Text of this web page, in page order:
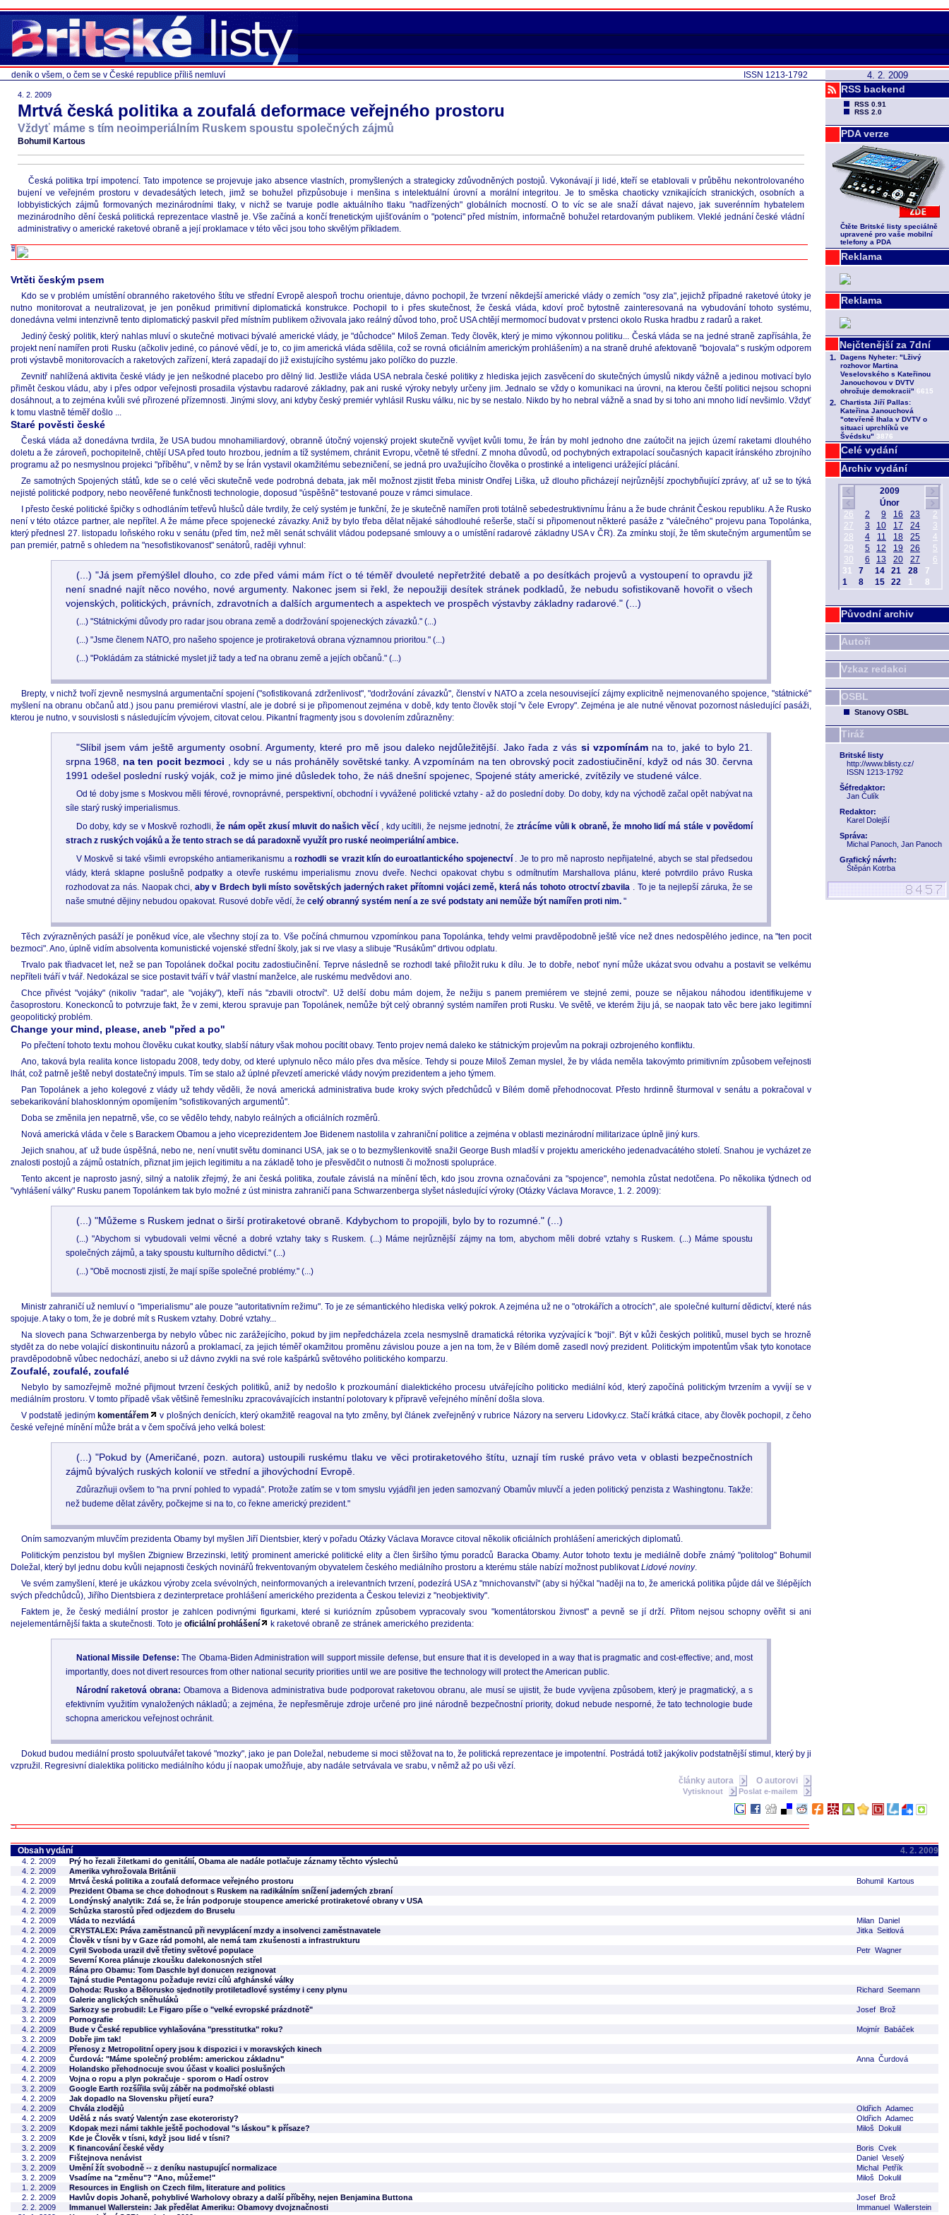
4. 2. 2009
RSS backend
RSS 0.91
RSS 2.0
PDA verze
Čtěte Britské listy speciálně
upravené pro vaše mobilní
telefony a PDA
Reklama
Reklama
Celé vydání
Archiv vydání
Původní archiv
Autoři
Vzkaz redakci
OSBL
Stanovy OSBL
Tiráž
Britské listy
http://www.blisty.cz/
ISSN 1213-1792
Šéfredaktor:
Jan Čulík
Redaktor:
Karel Dolejší
Správa:
Michal Panoch, Jan Panoch
Grafický návrh:
Štěpán Kotrba
ISSN 1213-1792
deník o všem, o čem se v České republice příliš nemluví
4. 2. 2009
Mrtvá česká politika a zoufalá deformace veřejného prostoru
Vždyť máme s tím neoimperiálním Ruskem spoustu společných zájmů
Bohumil Kartous
Česká politika trpí impotencí. Tato impotence se projevuje jako absence vlastních, promyšlených a strategicky zdůvodněných postojů. Vykonávají ji lidé, kteří se etablovali v průběhu nekontrolovaného
bujení ve veřejném prostoru v devadesátých letech, jimž se bohužel přizpůsobuje i menšina s intelektuální úrovní a morální integritou. Je to směska chaoticky vznikajících stranických, osobních a
lobbyistických zájmů formovaných mezinárodními tlaky, v nichž se tvaruje podle aktuálního tlaku "nadřízených" globálních mocností. O to víc se ale snaží dávat najevo, jak suverénním hybatelem
mezinárodního dění česká politická reprezentace vlastně je. Vše začíná a končí frenetickým ujišťováním o "potenci" před místním, informačně bohužel retardovaným publikem. Vleklé jednání české vládní
administrativy o americké raketové obraně a její proklamace v této věci jsou toho skvělým příkladem.
Vrtěti českým psem
Kdo se v problém umístění obranného raketového štítu ve střední Evropě alespoň trochu orientuje, dávno pochopil, že tvrzení někdejší americké vlády o zemích "osy zla", jejichž případné raketové útoky je
nutno monitorovat a neutralizovat, je jen poněkud primitivní diplomatická konstrukce. Pochopil to i přes skutečnost, že česká vláda, kdoví proč bytostně zainteresovaná na vybudování tohoto systému,
donedávna velmi intenzivně tento diplomatický paskvil před místním publikem oživovala jako reálný důvod toho, proč USA chtějí mermomocí budovat v prstenci okolo Ruska hradbu z radarů a raket.
Jediný český politik, který nahlas mluví o skutečné motivaci bývalé americké vlády, je "důchodce" Miloš Zeman. Tedy člověk, který je mimo výkonnou politiku... Česká vláda se na jedné straně zapřísáhla, že
projekt není namířen proti Rusku (ačkoliv jediné, co pánové vědí, je to, co jim americká vláda sdělila, což se rovná oficiálním americkým prohlášením) a na straně druhé afektovaně "bojovala" s ruským odporem
proti výstavbě monitorovacích a raketových zařízení, která zapadají do již existujícího systému jako políčko do puzzle.
Zevnitř nahlížená aktivita české vlády je jen neškodné placebo pro dělný lid. Jestliže vláda USA nebrala české politiky z hlediska jejich zasvěcení do skutečných úmyslů nikdy vážně a jedinou motivací bylo
přimět českou vládu, aby i přes odpor veřejnosti prosadila výstavbu radarové základny, pak ani ruské výroky nebyly určeny jim. Jednalo se vždy o komunikaci na úrovni, na kterou čeští politici nejsou schopni
dosáhnout, a to zejména kvůli své přirozené přízemnosti. Jinými slovy, ani kdyby český premiér vyhlásil Rusku válku, nic by se nestalo. Nikdo by ho nebral vážně a snad by si toho ani mnoho lidí nevšimlo. Vždyť
k tomu vlastně téměř došlo ...
Staré pověsti české
Česká vláda až donedávna tvrdila, že USA budou mnohamiliardový, obranně útočný vojenský projekt skutečně vyvíjet kvůli tomu, že Írán by mohl jednoho dne zaútočit na jejich území raketami dlouhého
doletu a že zároveň, pochopitelně, chtějí USA před touto hrozbou, jedním a tíž systémem, chránit Evropu, včetně té střední. Z mnoha důvodů, od pochybných extrapolací současných kapacit íránského zbrojního
programu až po nesmyslnou projekci "příběhu", v němž by se Írán vystavil okamžitému sebezničení, se jedná pro uvažujícího člověka o prostinké a inteligenci urážející plácání.
Ze samotných Spojených států, kde se o celé věci skutečně vede podrobná debata, jak měl možnost zjistit třeba ministr Ondřej Liška, už dlouho přicházejí nejrůznější zpochybňující zprávy, ať už se to týká
nejisté politické podpory, nebo neověřené funkčnosti technologie, doposud "úspěšně" testované pouze v rámci simulace.
I přesto české politické špičky s odhodláním tetřevů hlušců dále tvrdily, že celý systém je funkční, že je skutečně namířen proti totálně sebedestruktivnímu Íránu a že bude chránit Českou republiku. A že Rusko
není v této otázce partner, ale nepřítel. A že máme přece spojenecké závazky. Aniž by bylo třeba dělat nějaké sáhodlouhé rešerše, stačí si připomenout některé pasáže z "válečného" projevu pana Topolánka,
který přednesl 27. listopadu loňského roku v senátu (před tím, než měl senát schválit vládou podepsané smlouvy a o umístění radarové základny USA v ČR). Za zmínku stojí, že těm skutečným argumentům se
pan premiér, patrně s ohledem na "nesofistikovanost" senátorů, raději vyhnul:
(...) "Já jsem přemýšlel dlouho, co zde před vámi mám říct o té téměř dvouleté nepřetržité debatě a po desítkách projevů a vystoupení to opravdu již
není snadné najít něco nového, nové argumenty. Nakonec jsem si řekl, že nepoužiji desítek stránek podkladů, že nebudu sofistikovaně hovořit o všech
vojenských, politických, právních, zdravotních a dalších argumentech a aspektech ve prospěch výstavby základny radarové." (...)
(...) "Státnickými důvody pro radar jsou obrana země a dodržování spojeneckých závazků." (...)
(...) "Jsme členem NATO, pro našeho spojence je protiraketová obrana významnou prioritou." (...)
(...) "Pokládám za státnické myslet již tady a teď na obranu země a jejích občanů." (...)
Brepty, v nichž tvoří zjevně nesmyslná argumentační spojení ("sofistikovaná zdrženlivost", "dodržování závazků", členství v NATO a zcela nesouvisející zájmy explicitně nejmenovaného spojence, "státnické"
myšlení na obranu občanů atd.) jsou panu premiérovi vlastní, ale je dobré si je připomenout zejména v době, kdy tento člověk stojí "v čele Evropy". Zejména je ale nutné věnovat pozornost následující pasáži,
kterou je nutno, v souvislosti s následujícím vývojem, citovat celou. Pikantní fragmenty jsou s dovolením zdůrazněny:
"Slíbil jsem vám ještě argumenty osobní. Argumenty, které pro mě jsou daleko nejdůležitější. Jako řada z vás si vzpomínám na to, jaké to bylo 21.
srpna 1968, na ten pocit bezmoci
, kdy se u nás proháněly sovětské tanky. A vzpomínám na ten obrovský pocit zadostiučinění, když od nás 30. června
1991 odešel poslední ruský voják, což je mimo jiné důsledek toho, že náš dnešní spojenec, Spojené státy americké, zvítězily ve studené válce.
Od té doby jsme s Moskvou měli férové, rovnoprávné, perspektivní, obchodní i vyvážené politické vztahy - až do poslední doby. Do doby, kdy na východě začal opět nabývat na
síle starý ruský imperialismus.
Do doby, kdy se v Moskvě rozhodli, že nám opět zkusí mluvit do našich věcí , kdy ucítili, že nejsme jednotní, že ztrácíme vůli k obraně, že mnoho lidí má stále v povědomí
strach z ruských vojáků a že tento strach se dá paradoxně využít pro ruské neoimperiální ambice.
V Moskvě si také všimli evropského antiamerikanismu arozhodli se vrazit klín do euroatlantického spojenectví . Je to pro mě naprosto nepřijatelné, abych se stal předsedou
vlády, která sklapne poslušně podpatky a otevře ruskému imperialismu znovu dveře. Nechci opakovat chybu s odmítnutím Marshallova plánu, které potvrdilo právo Ruska
rozhodovat za nás. Naopak chci, aby v Brdech byli místo sovětských jaderných raket přítomni vojáci země, která nás tohoto otroctví zbavila . To je ta nejlepší záruka, že se
naše smutné dějiny nebudou opakovat. Rusové dobře vědí, že celý obranný systém není a ze své podstaty ani nemůže být namířen proti nim. "
Těch zvýrazněných pasáží je poněkud více, ale všechny stojí za to. Vše počíná chmurnou vzpomínkou pana Topolánka, tehdy velmi pravděpodobně ještě více než dnes nedospělého jedince, na "ten pocit
bezmoci". Ano, úplně vidím absolventa komunistické vojenské střední školy, jak si rve vlasy a slibuje "Rusákům" drtivou odplatu.
Trvalo pak třiadvacet let, než se pan Topolánek dočkal pocitu zadostiučinění. Teprve následně se rozhodl také přiložit ruku k dílu. Je to dobře, neboť nyní může ukázat svou odvahu a postavit se velkému
nepříteli tváří v tvář. Nedokázal se sice postavit tváří v tvář vlastní manželce, ale ruskému medvědovi ano.
Chce přivést "vojáky" (nikoliv "radar", ale "vojáky"), kteří nás "zbavili otroctví". Už delší dobu mám dojem, že nežiju s panem premiérem ve stejné zemi, pouze se nějakou náhodou identifikujeme v
časoprostoru. Koneckonců to potvrzuje fakt, že v zemi, kterou spravuje pan Topolánek, nemůže být celý obranný systém namířen proti Rusku. Ve světě, ve kterém žiju já, se naopak tato věc bere jako legitimní
geopolitický problém.
Change your mind, please, aneb "před a po"
Po přečtení tohoto textu mohou člověku cukat koutky, slabší nátury však mohou pocítit obavy. Tento projev nemá daleko ke státnickým projevům na pokraji ozbrojeného konfliktu.
Ano, taková byla realita konce listopadu 2008, tedy doby, od které uplynulo něco málo přes dva měsíce. Tehdy si pouze Miloš Zeman myslel, že by vláda neměla takovýmto primitivním způsobem veřejnosti
lhát, což patrně ještě nebyl dostatečný impuls. Tím se stalo až úplné převzetí americké vlády novým prezidentem a jeho týmem.
Pan Topolánek a jeho kolegové z vlády už tehdy věděli, že nová americká administrativa bude kroky svých předchůdců v Bílém domě přehodnocovat. Přesto hrdinně šturmoval v senátu a pokračoval v
sebekarikování blahosklonným opomíjením "sofistikovaných argumentů".
Doba se změnila jen nepatrně, vše, co se vědělo tehdy, nabylo reálných a oficiálních rozměrů.
Nová americká vláda v čele s Barackem Obamou a jeho viceprezidentem Joe Bidenem nastolila v zahraniční politice a zejména v oblasti mezinárodní militarizace úplně jiný kurs.
Jejich snahou, ať už bude úspěšná, nebo ne, není vnutit světu dominanci USA, jak se o to bezmyšlenkovitě snažil George Bush mladší v projektu amerického jedenadvacátého století. Snahou je vycházet ze
znalosti postojů a zájmů ostatních, přiznat jim jejich legitimitu a na základě toho je přesvědčit o nutnosti či možnosti spolupráce.
Tento akcent je naprosto jasný, silný a natolik zřejmý, že ani česká politika, zoufale závislá na mínění těch, kdo jsou zrovna označováni za "spojence", nemohla zůstat nedotčena. Po několika týdnech od
"vyhlášení války" Rusku panem Topolánkem tak bylo možné z úst ministra zahraničí pana Schwarzenberga slyšet následující výroky (Otázky Václava Moravce, 1. 2. 2009):
(...) "Můžeme s Ruskem jednat o širší protiraketové obraně. Kdybychom to propojili, bylo by to rozumné." (...)
(...) "Abychom si vybudovali velmi věcné a dobré vztahy taky s Ruskem. (...) Máme nejrůznější zájmy na tom, abychom měli dobré vztahy s Ruskem. (...) Máme spoustu
společných zájmů, a taky spoustu kulturního dědictví." (...)
(...) "Obě mocnosti zjistí, že mají spíše společné problémy." (...)
Ministr zahraničí už nemluví o "imperialismu" ale pouze "autoritativním režimu". To je ze sémantického hlediska velký pokrok. A zejména už ne o "otrokářích a otrocích", ale společné kulturní dědictví, které nás
spojuje. A taky o tom, že je dobré mít s Ruskem vztahy. Dobré vztahy...
Na slovech pana Schwarzenberga by nebylo vůbec nic zarážejícího, pokud by jim nepředcházela zcela nesmyslně dramatická rétorika vyzývající k "boji". Být v kůži českých politiků, musel bych se hrozně
stydět za do nebe volající diskontinuitu názorů a proklamací, za jejich téměř okamžitou proměnu závislou pouze a jen na tom, že v Bílém domě zasedl nový prezident. Politickým impotentům však tyto konotace
pravděpodobně vůbec nedochází, anebo si už dávno zvykli na své role kašpárků světového politického komparzu.
Zoufalé, zoufalé, zoufalé
Nebylo by samozřejmě možné přijmout tvrzení českých politiků, aniž by nedošlo k prozkoumání dialektického procesu utvářejícího politicko mediální kód, který započíná politickým tvrzením a vyvíjí se v
mediálním prostoru. V tomto případě však většině řemeslníku zpracovávajících instantní polotovary k přípravě veřejného mínění došla slova.
V podstatě jediným komentářem
v plošných denících, který okamžitě reagoval na tyto změny, byl článek zveřejněný v rubrice Názory na serveru Lidovky.cz. Stačí krátká citace, aby člověk pochopil, z čeho
české veřejné mínění může brát a v čem spočívá jeho velká bolest:
(...) "Pokud by (Američané, pozn. autora) ustoupili ruskému tlaku ve věci protiraketového štítu, uznají tím ruské právo veta v oblasti bezpečnostních
zájmů bývalých ruských kolonií ve střední a jihovýchodní Evropě.
Zdůrazňuji ovšem to "na první pohled to vypadá". Protože zatím se v tom smyslu vyjádřil jen jeden samozvaný Obamův mluvčí a jeden politický penzista z Washingtonu. Takže:
než budeme dělat závěry, počkejme si na to, co řekne americký prezident."
Oním samozvaným mluvčím prezidenta Obamy byl myšlen Jiří Dientsbier, který v pořadu Otázky Václava Moravce citoval několik oficiálních prohlášení amerických diplomatů.
Politickým penzistou byl myšlen Zbigniew Brzezinski, letitý prominent americké politické elity a člen širšího týmu poradců Baracka Obamy. Autor tohoto textu je mediálně dobře známý "politolog" Bohumil
Doležal, který byl jednu dobu kvůli nejapnosti českých novinářů frekventovaným obyvatelem českého mediálního prostoru a kterému stále nabízí možnost publikovatLidové noviny.
Ve svém zamyšlení, které je ukázkou výroby zcela svévolných, neinformovaných a irelevantních tvrzení, podezírá USA z "mnichovanství" (aby si hýčkal "naději na to, že americká politika půjde dál ve šlépějích
svých předchůdců), Jiřího Dientsbiera z dezinterpretace prohlášení amerického prezidenta a Českou televizi z "neobjektivity".
Faktem je, že český mediální prostor je zahlcen podivnými figurkami, které si kuriózním způsobem vypracovaly svou "komentátorskou živnost" a pevně se jí drží. Přitom nejsou schopny ověřit si ani
nejelementárnější fakta a skutečnosti. Toto je oficiální prohlášení k raketové obraně ze stránek amerického prezidenta:
National Missile Defense: The Obama-Biden Administration will support missile defense, but ensure that it is developed in a way that is pragmatic and cost-effective; and, most
importantly, does not divert resources from other national security priorities until we are positive the technology will protect the American public.
Národní raketová obrana: Obamova a Bidenova administrativa bude podporovat raketovou obranu, ale musí se ujistit, že bude vyvíjena způsobem, který je pragmatický, a s
efektivním využitím vynaložených nákladů; a zejména, že nepřesměruje zdroje určené pro jiné národně bezpečnostní priority, dokud nebude nesporné, že tato technologie bude
schopna americkou veřejnost ochránit.
Dokud budou mediální prosto spoluutvářet takové "mozky", jako je pan Doležal, nebudeme si moci stěžovat na to, že politická reprezentace je impotentní. Postrádá totiž jakýkoliv podstatnější stimul, který by ji
vzpružil. Regresivní dialektika politicko mediálního kódu jí naopak umožňuje, aby nadále setrvávala ve srabu, v němž až po uši vězí.
články autora
O autorovi
Vytisknout Poslat e-mailem
Obsah vydání 4. 2. 2009
4. 2. 2009
Prý ho řezali žiletkami do genitálií, Obama ale nadále potlačuje záznamy těchto výslechů
4. 2. 2009
Amerika vyhrožovala Británii
4. 2. 2009
Mrtvá česká politika a zoufalá deformace veřejného prostoru
Bohumil Kartous
4. 2. 2009
Prezident Obama se chce dohodnout s Ruskem na radikálním snížení jaderných zbraní
4. 2. 2009
Londýnský analytik: Zdá se, že Írán podporuje stoupence americké protiraketové obrany v USA
4. 2. 2009
Schůzka starostů před odjezdem do Bruselu
4. 2. 2009
Vláda to nezvládá
Milan Daniel
4. 2. 2009
CRYSTALEX: Práva zaměstnanců při nevyplácení mzdy a insolvenci zaměstnavatele
Jitka Seitlová
4. 2. 2009
Člověk v tísni by v Gaze rád pomohl, ale nemá tam zkušenosti a infrastrukturu
4. 2. 2009
Cyril Svoboda urazil dvě třetiny světové populace
Petr Wagner
4. 2. 2009
Severní Korea plánuje zkoušku dalekonosných střel
4. 2. 2009
Rána pro Obamu: Tom Daschle byl donucen rezignovat
4. 2. 2009
Tajná studie Pentagonu požaduje revizi cílů afghánské války
4. 2. 2009
Dohoda: Rusko a Bělorusko sjednotily protiletadlové systémy i ceny plynu
Richard Seemann
4. 2. 2009
Galerie anglických sněhuláků
3. 2. 2009
Sarkozy se probudil: Le Figaro píše o "velké evropské prázdnotě"
Josef Brož
3. 2. 2009
Pornografie
4. 2. 2009
Bude v České republice vyhlašována "presstitutka" roku?
Mojmír Babáček
3. 2. 2009
Dobře jim tak!
4. 2. 2009
Přenosy z Metropolitní opery jsou k dispozici i v moravských kinech
4. 2. 2009
Čurdová: "Máme společný problém: americkou základnu"
Anna Čurdová
4. 2. 2009
Holandsko přehodnocuje svou účast v koalici poslušných
4. 2. 2009
Vojna o ropu a plyn pokračuje - sporom o Hadí ostrov
3. 2. 2009
Google Earth rozšířila svůj záběr na podmořské oblasti
4. 2. 2009
Jak dopadlo na Slovensku přijetí eura?
4. 2. 2009
Chvála zlodějů
Oldřich Adamec
4. 2. 2009
Udělá z nás svatý Valentýn zase ekoteroristy?
Oldřich Adamec
3. 2. 2009
Kdopak mezi námi takhle ještě pochodoval "s láskou" k přísaze?
Miloš Dokulil
3. 2. 2009
Kde je Člověk v tísni, když jsou lidé v tísni?
3. 2. 2009
K financování české vědy
Boris Cvek
3. 2. 2009
Fištejnova nenávist
Daniel Veselý
3. 2. 2009
Umění žít svobodně -- z deníku nastupující normalizace
Michal Petřík
3. 2. 2009
Vsadíme na "změnu"? "Ano, můžeme!"
Miloš Dokulil
1. 2. 2009
Resources in English on Czech film, literature and politics
2. 2. 2009
Havlův dopis Johaně, pohyblivé Warholovy obrazy a další příběhy, nejen Benjamina Buttona
Josef Brož
2. 2. 2009
Immanuel Wallerstein: Jak předělat Ameriku: Obamovy dvojznačnosti
Immanuel Wallerstein